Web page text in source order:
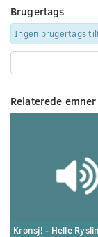
Brugertags
Ingen brugertags
Relaterede emner
Kronsj! - Helle